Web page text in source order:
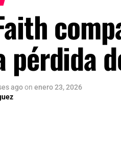
pérdida
agoon enero 23, 2026